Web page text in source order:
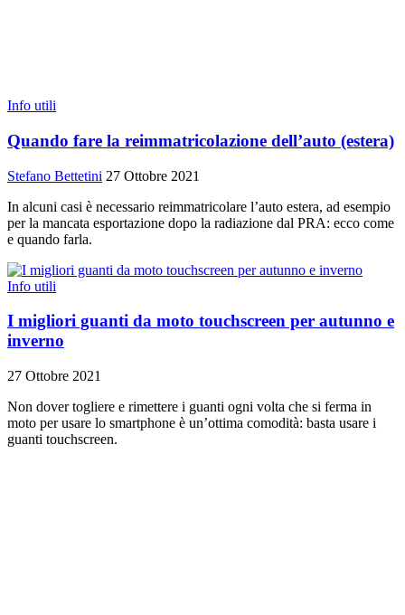
Info utili
Quando fare la reimmatricolazione dell’auto (estera)
Stefano Bettetini 27 Ottobre 2021
In alcuni casi è necessario reimmatricolare l’auto estera, ad esempio
per la mancata esportazione dopo la radiazione dal PRA: ecco come
e quando farla.
Info utili
I migliori guanti da moto touchscreen per autunno e
inverno
27 Ottobre 2021
Non dover togliere e rimettere i guanti ogni volta che si ferma in
moto per usare lo smartphone è un’ottima comodità: basta usare i
guanti touchscreen.